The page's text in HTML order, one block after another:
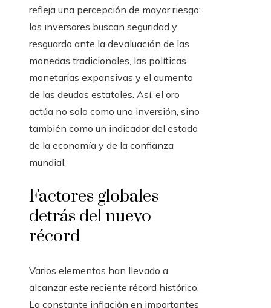
refleja una percepción de mayor riesgo:
los inversores buscan seguridad y
resguardo ante la devaluación de las
monedas tradicionales, las políticas
monetarias expansivas y el aumento
de las deudas estatales. Así, el oro
actúa no solo como una inversión, sino
también como un indicador del estado
de la economía y de la confianza
mundial.
Factores globales
detrás del nuevo
récord
Varios elementos han llevado a
alcanzar este reciente récord histórico.
La constante inflación en importantes